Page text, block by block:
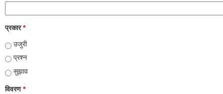
प्रकार*
उजुरी
प्रश्न
सुझाव
विवरण*